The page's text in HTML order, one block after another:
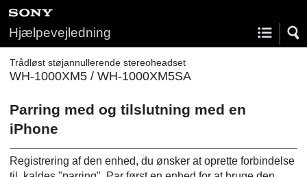
Hjælpevejledning
Trådløst støjannullerende stereoheadset
WH-1000XM5 / WH-1000XM5SA
Parring med og tilslutning med en
iPhone
Registrering af den enhed, du ønsker at oprette forbindelse